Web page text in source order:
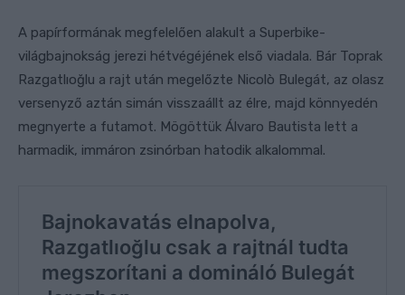
A papírformának megfelelően alakult a Superbike-
világbajnokság jerezi hétvégéjének első viadala. Bár Toprak
Razgatlıoğlu a rajt után megelőzte Nicolò Bulegát, az olasz
versenyző aztán simán visszaállt az élre, majd könnyedén
megnyerte a futamot. Mögöttük Álvaro Bautista lett a
harmadik, immáron zsinórban hatodik alkalommal.